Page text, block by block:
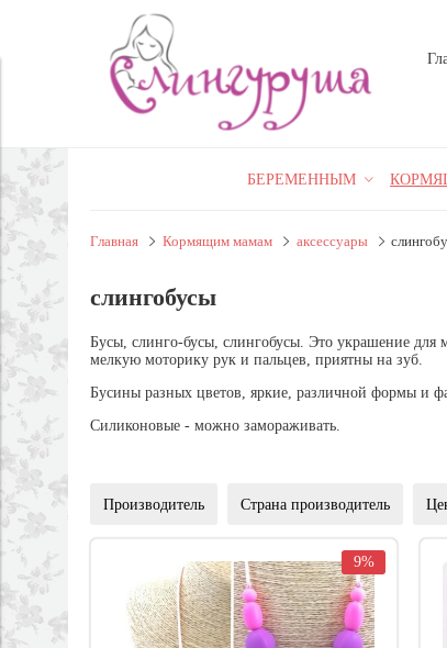
БЕРЕМЕННЫМ
Главная Кормящим мамам аксессуары
слингобусы
Бусы, слинго-бусы, слингобусы. Это украшение
мелкую моторику рук и пальцев, приятны на зуб.
Бусины разных цветов, яркие, различной формы и
Силиконовые - можно замораживать.
Производитель Страна производитель
9%